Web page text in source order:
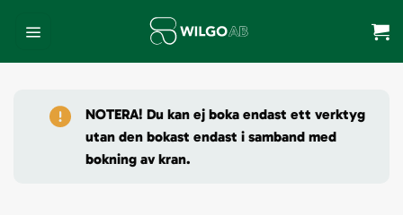
NOTERA! Du kan ej boka endast ett verktyg
utan den bokast endast i samband med
bokning av kran.